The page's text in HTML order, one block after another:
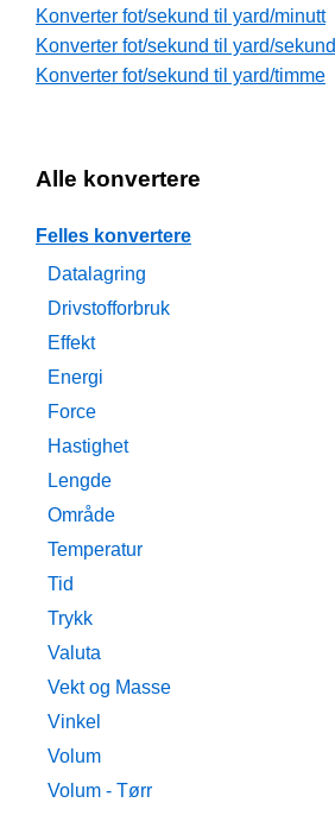
Konverter fot/sekund til yard/minutt
Konverter fot/sekund til yard/sekund
Konverter fot/sekund til yard/timme
Alle konvertere
Felles konvertere
Datalagring
Drivstofforbruk
Effekt
Energi
Force
Hastighet
Lengde
Område
Temperatur
Tid
Trykk
Valuta
Vekt og Masse
Vinkel
Volum
Volum - Tørr